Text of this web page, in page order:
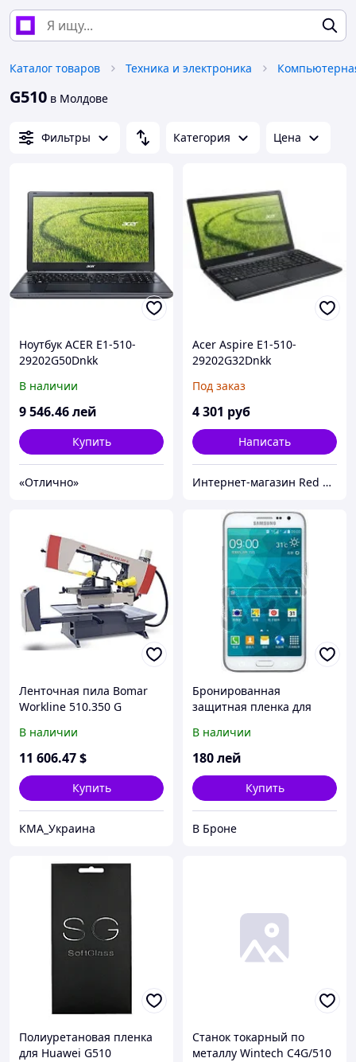
Каталог товаров Техника и электроника
G510 в Молдове
Фильтры Категория Цена
Ноутбук ACER E1-510-
29202G50Dnkk
В наличии
9 546.46лей
Купить
«Отлично»
Acer Aspire E1-510-
29202G32Dnkk
Под заказ
4 301 руб
Написать
Интернет-магазин Red Storm
Ленточная пила Bomar
Workline 510.350 G
В наличии
11 606.47$
Купить
КМА_Украина
Бронированная
защитная пленка для
В наличии
180лей
Купить
В Броне
Полиуретановая пленка
для Huawei G510
Станок токарный по
металлу Wintech C4G/510